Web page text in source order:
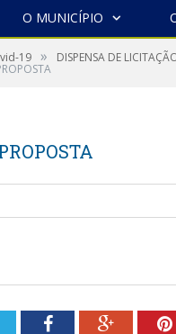
O MUNICÍPIO
19 » DISPENSA DE
FacebookGoogle+